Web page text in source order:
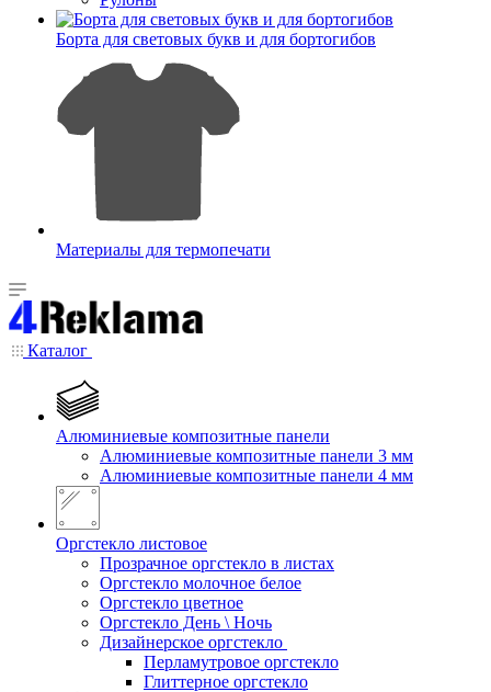
Борта для световых букв и для бортогибов
Материалы для термопечати
Каталог
Алюминиевые композитные панели
Алюминиевые композитные панели 3 мм
Алюминиевые композитные панели 4 мм
Оргстекло листовое
Прозрачное оргстекло в листах
Оргстекло молочное белое
Оргстекло цветное
Оргстекло День \ Ночь
Дизайнерское оргстекло
Перламутровое оргстекло
Глиттерное оргстекло